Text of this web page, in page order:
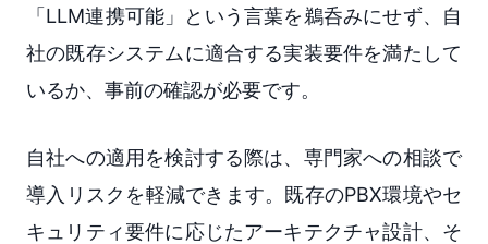
「LLM連携可能」という言葉を鵜呑みにせず、自
社の既存システムに適合する実装要件を満たして
いるか、事前の確認が必要です。
自社への適用を検討する際は、専門家への相談で
導入リスクを軽減できます。既存のPBX環境やセ
キュリティ要件に応じたアーキテクチャ設計、そ